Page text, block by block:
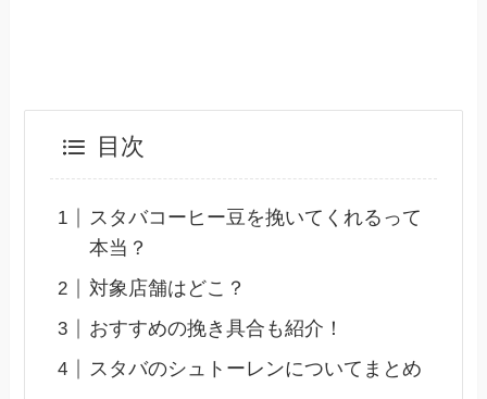
目次
スタバコーヒー豆を挽いてくれるって
本当？
対象店舗はどこ？
おすすめの挽き具合も紹介！
スタバのシュトーレンについてまとめ